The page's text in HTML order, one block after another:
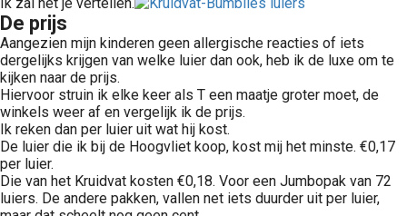
De prijs
Aangezien mijn kinderen geen allergische reacties of iets
dergelijks krijgen van welke luier dan ook, heb ik de luxe om te
kijken naar de prijs.
Hiervoor struin ik elke keer als T een maatje groter moet, de
winkels weer af en vergelijk ik de prijs.
Ik reken dan per luier uit wat hij kost.
De luier die ik bij de Hoogvliet koop, kost mij het minste. €0,17
per luier.
Die van het Kruidvat kosten €0,18. Voor een Jumbopak van 72
luiers. De andere pakken, vallen net iets duurder uit per luier,